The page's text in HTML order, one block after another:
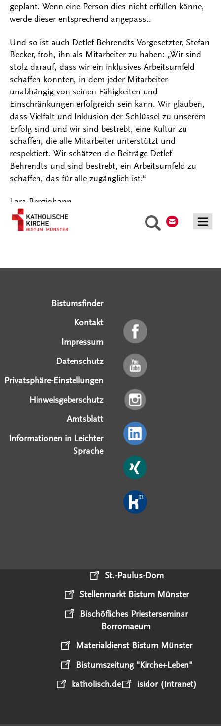
Suche
geplant. Wenn eine Person dies nicht erfüllen könne,
werde dieser entsprechend angepasst.
Und so ist auch Detlef Behrendts Vorgesetzter, Stefan
Becker, froh, ihn als Mitarbeiter zu haben: „Wir sind
stolz darauf, dass wir ein inklusives Arbeitsumfeld
schaffen konnten, in dem jeder Mitarbeiter
unabhängig von seinen Fähigkeiten und
Einschränkungen erfolgreich sein kann. Wir glauben,
dass Vielfalt und Inklusion der Schlüssel zu unserem
Erfolg sind und wir sind bestrebt, eine Kultur zu
schaffen, die alle Mitarbeiter unterstützt und
respektiert. Wir schätzen die Beiträge Detlef
Behrendts und sind bestrebt, ein Arbeitsumfeld zu
schaffen, das für alle zugänglich ist.“
Lara Bergjohann
Bistumsfinder
Kontakt
Impressum
Datenschutz
Privatsphäre-Einstellungen
Hinweisgeberschutz
Amtsblatt
Informationen in Leichter
Sprache
St.-Paulus-Dom
Stellenmarkt Bistum Münster
Bischöfliches Priesterseminar
Borromaeum
Materialdienst Bistum Münster
Bistumszeitung "Kirche+Leben"
katholisch.de
isidor (Intranet)